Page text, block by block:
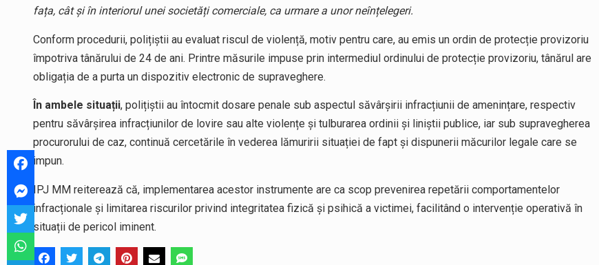
fața, cât și în interiorul unei societăți comerciale, ca urmare a unor neînțelegeri.
Conform procedurii, polițiștii au evaluat riscul de violență, motiv pentru care, au emis un ordin de protecție provizoriu
împotriva tânărului de 24 de ani. Printre măsurile impuse prin intermediul ordinului de protecție provizoriu, tânărul are
obligația de a purta un dispozitiv electronic de supraveghere.
În ambele situații, polițiștii au întocmit dosare penale sub aspectul săvârșirii infracțiunii de amenințare, respectiv
pentru săvârșirea infracțiunilor de lovire sau alte violențe și tulburarea ordinii și liniștii publice, iar sub supravegherea
procurorului de caz, continuă cercetările în vederea lămuririi situației de fapt și dispunerii măcurilor legale care se
impun.
IPJ MM reiterează că, implementarea acestor instrumente are ca scop prevenirea repetării comportamentelor
infracționale și limitarea riscurilor privind integritatea fizică și psihică a victimei, facilitând o intervenție operativă în
situații de pericol iminent.